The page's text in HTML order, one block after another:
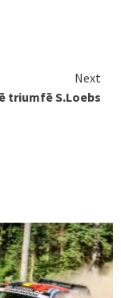
Next
triumfē S.Loebs